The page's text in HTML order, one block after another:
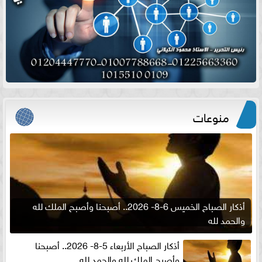
منوعات
أذكار الصباح الخميس 6-8- 2026.. أصبحنا وأصبح الملك لله
والحمد لله
أذكار الصباح الأربعاء 5-8- 2026.. أصبحنا
وأصبح الملك لله والحمد لله